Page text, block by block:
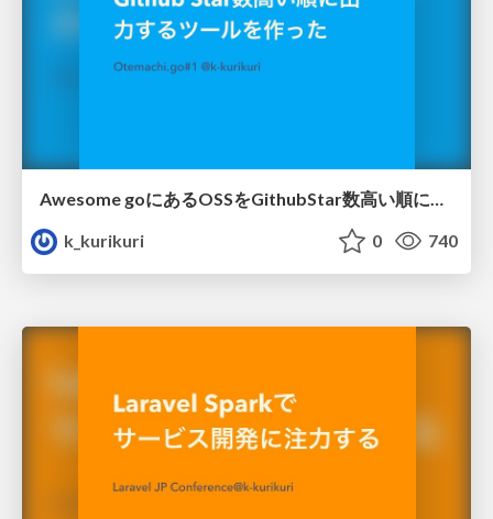
Awesome goにあるOSSをGithubStar数高い順に出力するツールを作った
k_kurikuri
0 740